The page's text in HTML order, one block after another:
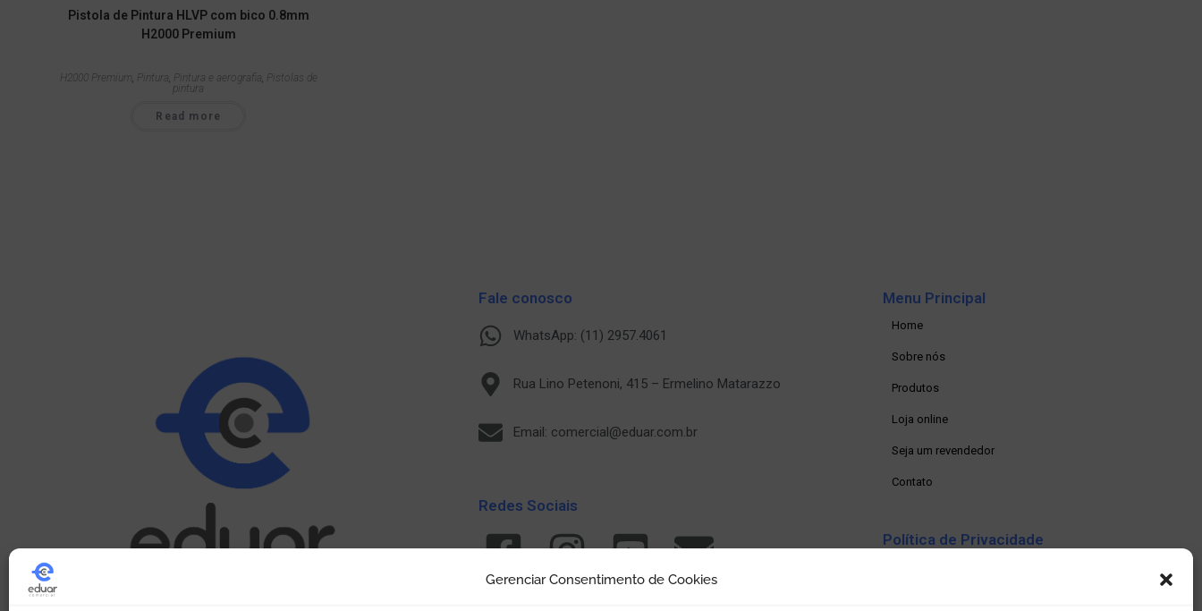
Gerenciar Consentimento de Cookies
Pistola de Pintura HLVP com bico 0.8mm
H2000 Premium
H2000 Premium, Pintura, Pintura e aerografia, Pistolas de
pintura
Read more
Fale conosco
WhatsApp: (11) 2957.4061
Rua Lino Petenoni, 415 – Ermelino Matarazzo
Email: comercial@eduar.com.br
Redes Sociais
Menu Principal
Home
Sobre nós
Produtos
Loja online
Seja um revendedor
Contato
Política de Privacidade